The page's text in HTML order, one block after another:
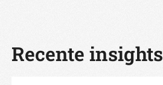
Recente insights